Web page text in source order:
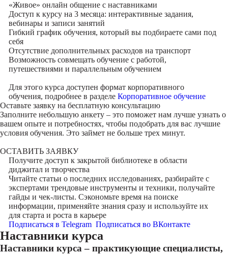
«Живое» онлайн общение с наставниками
Доступ к курсу на 3 месяца: интерактивные задания,
вебинары и записи занятий
Гибкий график обучения, который вы подбираете сами под
себя
Отсутствие дополнительных расходов на транспорт
Возможность совмещать обучение с работой,
путешествиями и параллельным обучением
Для этого курса доступен формат корпоративного
обучения, подробнее в разделе Корпоративное обучение
Оставьте заявку на бесплатную консультацию
Заполните небольшую анкету – это поможет нам лучше узнать о
вашем опыте и потребностях, чтобы подобрать для вас лучшие
условия обучения. Это займет не больше трех минут.
ОСТАВИТЬ ЗАЯВКУ
Получите доступ к закрытой библиотекев области
диджитал и творчества
Читайте статьи о последних исследованиях, разбирайте с
экспертами трендовые инструменты и техники, получайте
гайды и чек-листы. Сэкономьте время на поиске
информации, применяйте знания сразу и используйте их
для старта и роста в карьере
Подписаться в Telegram Подписаться во ВКонтакте
Наставники курса
Наставники курса – практикующие специалисты,